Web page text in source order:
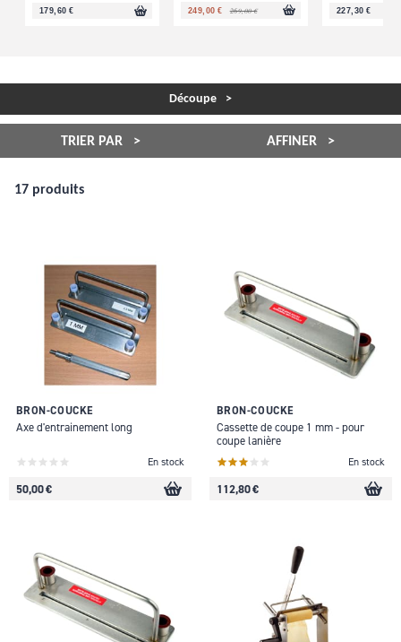
179,60 € 249,00 € 269,00 € 227,30 €
Découpe
TRIER PAR AFFINER
17 produits
BRON-COUCKE
Axe d'entrainement long
En stock
50,00 €
BRON-COUCKE
Cassette de coupe 1 mm - pour
coupe lanière
En stock
112,80 €